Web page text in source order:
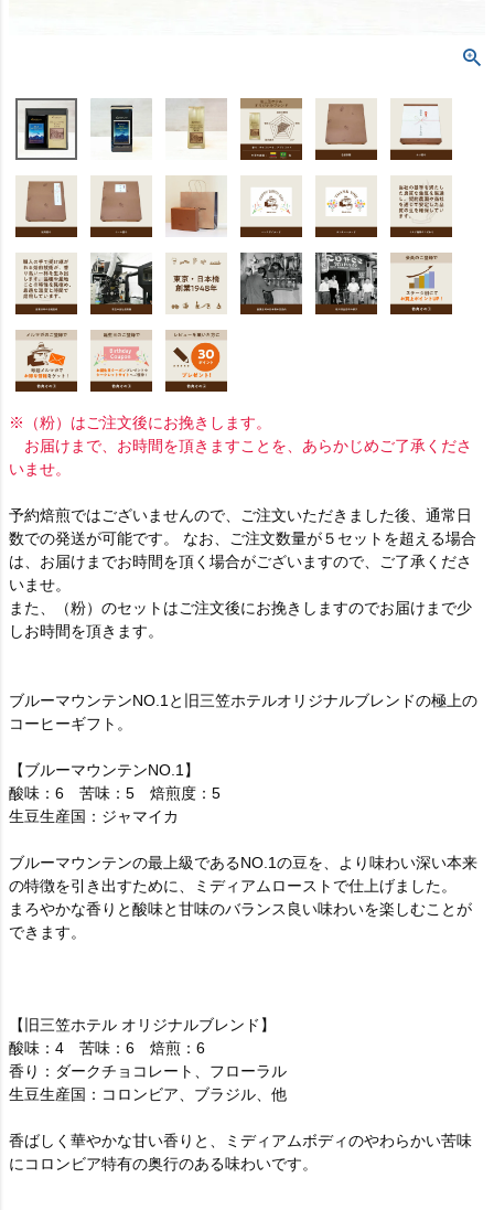
※（粉）はご注文後にお挽きします。
お届けまで、お時間を頂きますことを、あらかじめご了承くださ
いませ。
予約焙煎ではございませんので、ご注文いただきました後、通常日
数での発送が可能です。 なお、ご注文数量が５セットを超える場合
は、お届けまでお時間を頂く場合がございますので、ご了承くださ
いませ。
また、（粉）のセットはご注文後にお挽きしますのでお届けまで少
しお時間を頂きます。
ブルーマウンテンNO.1と旧三笠ホテルオリジナルブレンドの極上の
コーヒーギフト。
【ブルーマウンテンNO.1】
酸味：6 苦味：5 焙煎度：5
生豆生産国：ジャマイカ
ブルーマウンテンの最上級であるNO.1の豆を、より味わい深い本来
の特徴を引き出すために、ミディアムローストで仕上げました。
まろやかな香りと酸味と甘味のバランス良い味わいを楽しむことが
できます。
【旧三笠ホテル オリジナルブレンド】
酸味：4 苦味：6 焙煎：6
香り：ダークチョコレート、フローラル
生豆生産国：コロンビア、ブラジル、他
香ばしく華やかな甘い香りと、ミディアムボディのやわらかい苦味
にコロンビア特有の奥行のある味わいです。